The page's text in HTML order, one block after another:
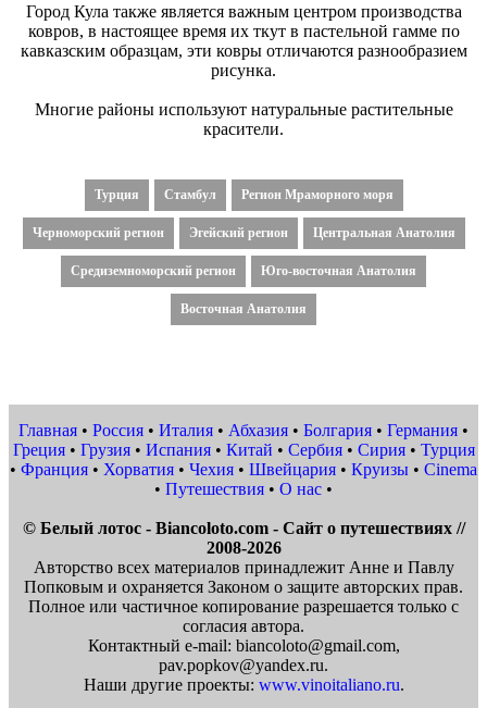
Город Кула также является важным центром производства
ковров, в настоящее время их ткут в пастельной гамме по
кавказским образцам, эти ковры отличаются разнообразием
рисунка.
Многие районы используют натуральные растительные
красители.
Турция Стамбул Регион Мраморного моря
Черноморский регион Эгейский регион Центральная Анатолия
Средиземноморский регион Юго-восточная Анатолия
Восточная Анатолия
Главная • Россия • Италия • Абхазия • Болгария • Германия •
Греция• Грузия• Испания• Китай • Сербия• Сирия• Турция
• Франция • Хорватия • Чехия • Швейцария • Круизы • Cinema
• Путешествия • О нас •
© Белый лотос - Biancoloto.com - Сайт о путешествиях //
2008-2026
Авторство всех материалов принадлежит Анне и Павлу
Попковым и охраняется Законом о защите авторских прав.
Полное или частичное копирование разрешается только с
согласия автора.
Контактный e-mail: biancoloto@gmail.com,
pav.popkov@yandex.ru.
Наши другие проекты: www.vinoitaliano.ru.